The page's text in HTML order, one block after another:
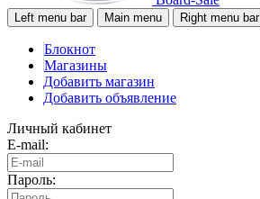
Left menu bar Main menu Right menu bar
Блокнот
Магазины
Добавить магазин
Добавить объявление
Личный кабинет
E-mail:
Пароль: